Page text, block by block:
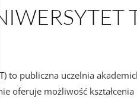
to publiczna uczelnia
oferuje możliwość